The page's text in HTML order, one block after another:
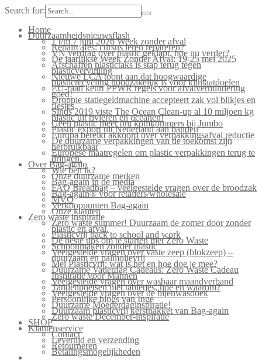
Search for:
Home
Duurzaamheidsnieuwsflash
1 t/m 7 juni 2026 Week zonder afval
Repaircafés: cursus leren repareren?
VN verdrag over plastic geklapt, hoe nu verder?
De jaarlijkse Week Zonder Afval: 19-25 mei 2025
Afschaffen plastictaks is stap terug tegen
plasticvervuiling
Nieuwe LCA toont aan dat hoogwaardige
plasticrecycling noodzakelijk is voor klimaatdoelen
EU-raad keurt PPWR regels voor afvalvermindering
goed!
Droppie statiegeldmachine accepteert zak vol blikjes en
flesjes
Sinds 2019 viste The Ocean Clean-up al 10 miljoen kg
plastic uit rivieren en oceanen!
Geen plastic meer om komkommers bij Jumbo
Plastic export uit Nederland aan banden
Europa bereikt akkoord over verpakkingsafval reductie
De duurzame verpakkingen van de toekomst zijn
herbruikbaar
Europese maatregelen om plastic verpakkingen terug te
dringen.
Over Bag-again
Wie ben ik?
Onze duurzame merken
Bag-again in de media
FAQ Breadbag – veelgestelde vragen over de broodzak
Bag-again® voor retailers/wholesale
MVO
Verkooppunten Bag-again
Onze klanten
Zero waste inspiratie
Zero waste summer! Duurzaam de zomer door zonder
plastic en afval.
Plasticvrij back to school and work
De beste tips om te starten met Zero Waste
Schoonmaken zonder plastic
Veelgestelde vragen over vaste zeep (blokzeep) –
duurzaam en palmolievrij
Mei Plasticvrij: wat is het en hoe doe je mee?
Duurzame Vaderdag Cadeaus: Zero Waste Cadeau
Inspiratie voor Mannen
Veelgestelde vragen over wasbaar maandverband
Tandenpoetsen met tabletjes, hoe en waarom?
Veelgestelde vragen over de bijenwasdoek
Persoonlijke blogs van Inge
Duurzame Moederdaginspiratie!
Duurzaam plasticvrij kerstpakket van Bag-again
Zero waste December-inspiratie
SHOP
Klantenservice
Contact
Levertijd en verzending
Retourneren
Betalingsmogelijkheden